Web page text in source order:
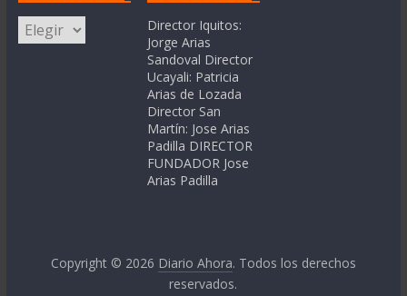
Categorías
Director Iquitos:
Jorge Arias
Sandoval Director
Ucayali: Patricia
Arias de Lozada
Director San
Martín: Jose Arias
Padilla DIRECTOR
FUNDADOR Jose
Arias Padilla
Copyright © 2026 Diario Ahora. Todos los derechos
reservados.